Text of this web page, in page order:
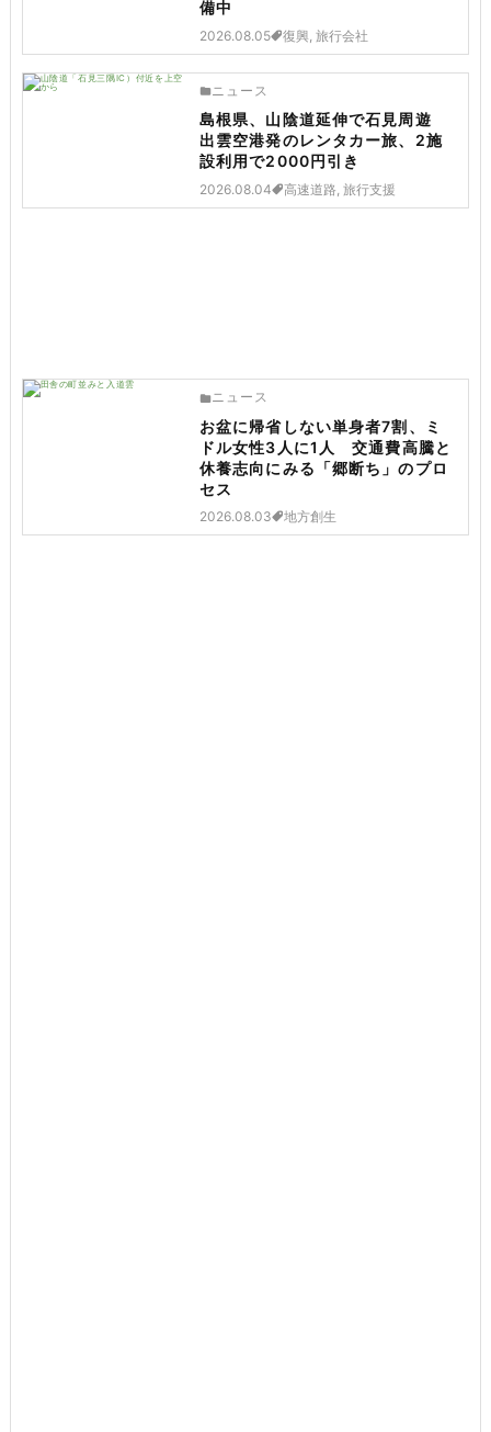
備中
2026.08.05 復興, 旅行会社
ニュース
島根県、山陰道延伸で石見周遊
出雲空港発のレンタカー旅、2施
設利用で2000円引き
2026.08.04 高速道路, 旅行支援
ニュース
お盆に帰省しない単身者7割、ミ
ドル女性3人に1人 交通費高騰と
休養志向にみる「郷断ち」のプロ
セス
2026.08.03 地方創生